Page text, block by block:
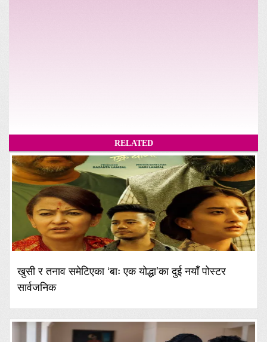
RELATED
खुसी र तनाव समेटिएका ‘बाः एक योद्धा’का दुई नयाँ पोस्टर
सार्वजनिक